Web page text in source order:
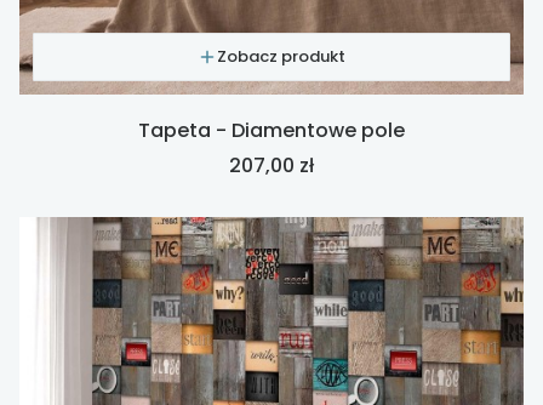
Zobacz produkt
Tapeta - Diamentowe pole
Cena
207,00 zł